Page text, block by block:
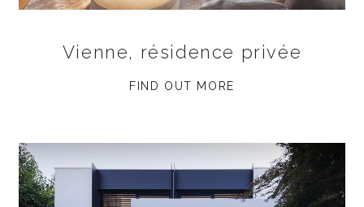
Vienne, résidence privée
FIND OUT MORE